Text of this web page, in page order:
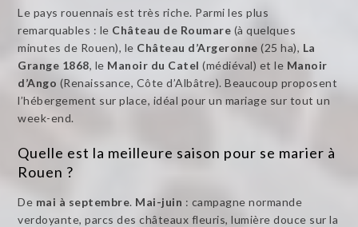
Le pays rouennais est très riche. Parmi les plus
remarquables : le Château de Roumare (à quelques
minutes de Rouen), le Château d’Argeronne (25 ha), La
Grange 1868, le Manoir du Catel (médiéval) et le Manoir
d’Ango (Renaissance, Côte d’Albâtre). Beaucoup proposent
l’hébergement sur place, idéal pour un mariage sur tout un
week-end.
Quelle est la meilleure saison pour se marier à
Rouen ?
De mai à septembre. Mai-juin : campagne normande
verdoyante, parcs des châteaux fleuris, lumière douce sur la